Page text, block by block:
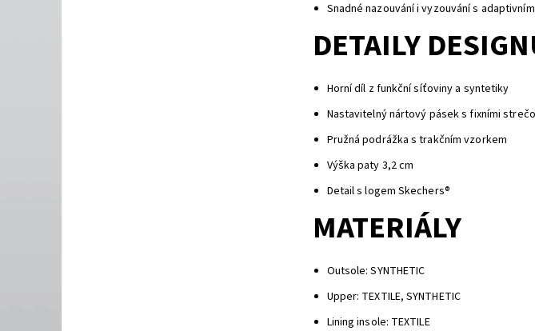
Snadné nazouvání i vyzouvání s
DETAILY
Horní díl z funkční síťoviny a syntetiky
Nastavitelný nártový pásek s fixními
Pružná podrážka s trakčním vzorkem
Výška paty 3,2 cm
Detail s logem Skechers®
MATERIÁLY
Outsole: SYNTHETIC
Upper: TEXTILE, SYNTHETIC
Lining insole: TEXTILE